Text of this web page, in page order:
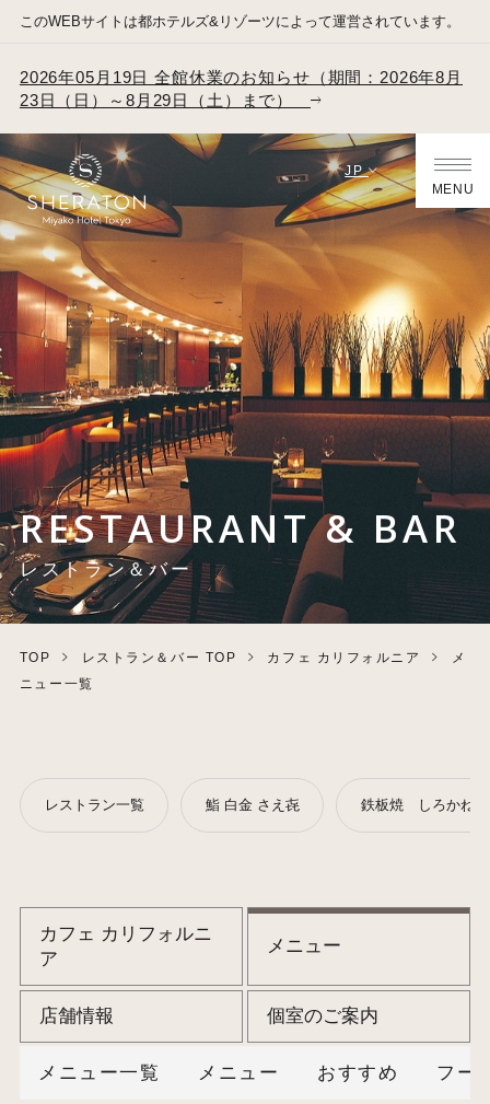
JP
MENU
RESTAURANT & BAR
レストラン＆バー
このWEBサイトは都ホテルズ&リゾーツによって運営されています。
2026年05月19日 全館休業のお知らせ（期間：2026年8月
23日（日）～8月29日（土）まで）
TOP レストラン＆バー TOP カフェ カリフォルニア
メ
ニュー一覧
レストラン一覧 鮨 白金 さえ㐂 鉄板焼 しろかね
カフェ カリフォルニ
ア
メニュー
店舗情報 個室のご案内
メニュー一覧 メニュー おすすめ フー